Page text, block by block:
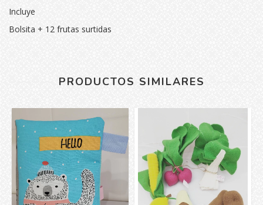
Incluye
Bolsita + 12 frutas surtidas
PRODUCTOS SIMILARES